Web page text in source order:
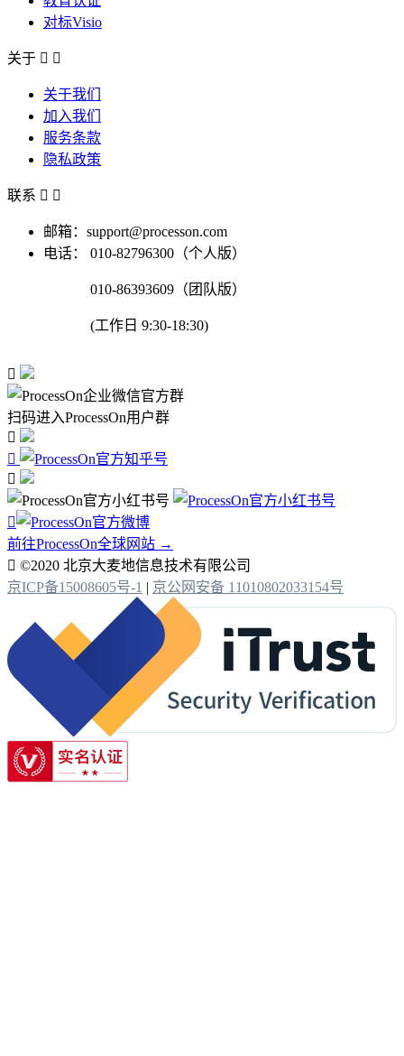
对标Visio
关于  
关于我们
加入我们
服务条款
隐私政策
联系  
邮箱：support@processon.com
电话：
010-82796300（个人版）
010-86393609（团队版）
(工作日 9:30-18:30)

扫码进入ProcessOn用户群




前往ProcessOn全球网站 →
 ©2020 北京大麦地信息技术有限公司
京ICP备15008605号-1 | 京公网安备 11010802033154号